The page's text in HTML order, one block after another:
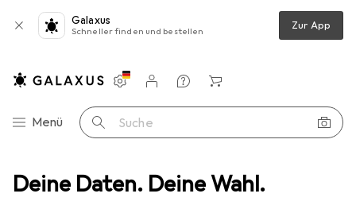
Deine Daten. Deine Wahl.
Galaxus
Schneller finden und bestellen Zur App
Navigation nach Kategorien
Menü Suche
Einstellungen
Kundenkonto
Vergleichslisten
Merklisten
Warenkorb
Smartphone Schutzfolie Dipos Displayschutzfolie Crystalclear